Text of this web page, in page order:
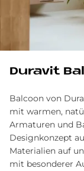
Du­ra­vit
Balcoon von
mit warmen,
Armaturen und
Designkonzept
Materialien auf
mit besonderer